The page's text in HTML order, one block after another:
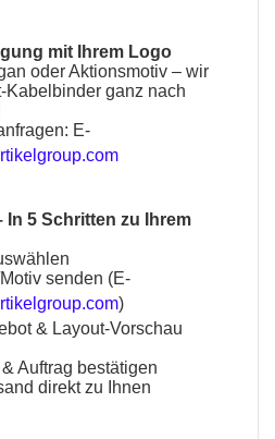
mit Ihrem Logo
oder Aktionsmotiv – wir
Kabelbinder ganz nach
E-
In 5 Schritten zu Ihrem
senden (E-
)
& Layout-Vorschau
Auftrag bestätigen
direkt zu Ihnen